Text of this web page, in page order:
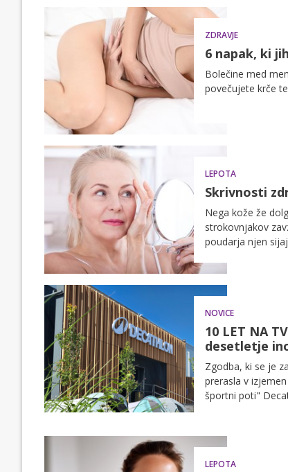
ZDRAVJE
6 napak, ki
Bolečine med
povečujete krče
LEPOTA
Skrivnosti
Nega kože že
strokovnjakov
poudarja njen
NOVICE
10 LET NA
desetletje
Zgodba, ki se je
prerasla v
športni poti"
LEPOTA